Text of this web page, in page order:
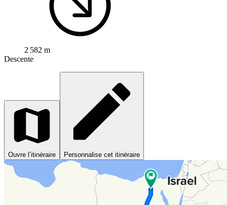
2 582 m
Descente
Ouvre l’itinéraire Personnalise cet itinéraire